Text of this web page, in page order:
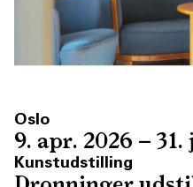
Oslo
9. apr. 2026 – 31.
Kunstudstilling